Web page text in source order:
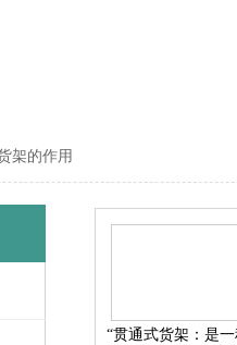
架的作用
“贯通式货架：是